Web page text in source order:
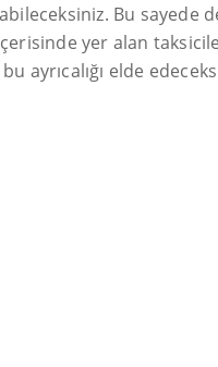
Bu sayede
yer alan
ayrıcalığı elde